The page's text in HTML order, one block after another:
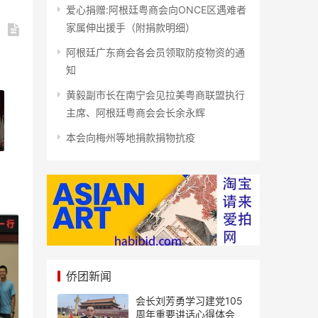
爱心捐赠:阿根廷粤商会向ONCE区遇难者
家属伸出援手（附捐款明细）
阿根廷广东商会各会员领取防疫物资的通
知
黄毅副市长在南宁会见拉美粤商联盟执行
主席、阿根廷粤商会会长余永辉
本会向梅州等地捐款捐物抗疫
侨团新闻
会长刘芳勇学习建党105
周年重要讲话心得体会